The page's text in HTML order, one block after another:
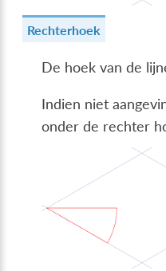
Rechterhoek
De hoek van de
Indien niet
onder de rechter